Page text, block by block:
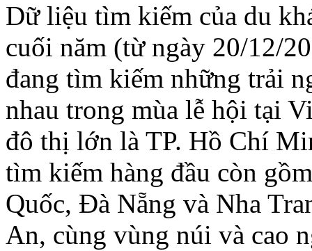
Dữ liệu tìm kiếm của du
cuối năm (từ ngày 20/12/
đang tìm kiếm những trải
nhau trong mùa lễ hội tại
đô thị lớn là TP. Hồ Chí
tìm kiếm hàng đầu còn
Quốc, Đà Nẵng và Nha
An, cùng vùng núi và cao